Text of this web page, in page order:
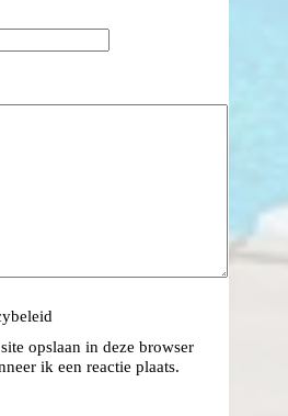
opslaan in deze browser
ik een reactie plaats.